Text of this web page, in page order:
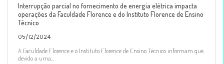
Interrupção parcial no fornecimento de energia elétrica impacta
operações da Faculdade Florence e do Instituto Florence de Ensino
Técnico
05/12/2024
A Faculdade Florence e o Instituto Florence de Ensino Técnico informam que,
devido a uma...